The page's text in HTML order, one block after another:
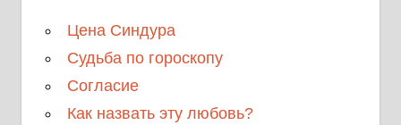
Цена Синдура
Судьба по гороскопу
Согласие
Как назвать эту любовь?